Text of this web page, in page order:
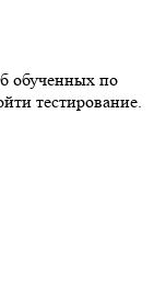
обученных по
тестирование.